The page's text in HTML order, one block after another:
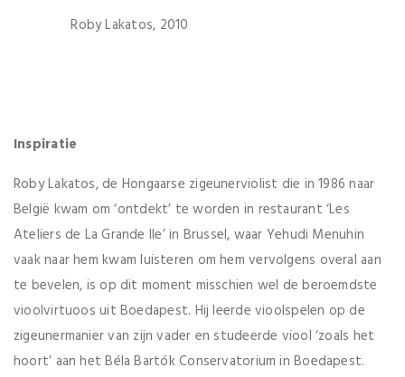
Roby Lakatos, 2010
Inspiratie
Roby Lakatos, de Hongaarse zigeunerviolist die in 1986 naar
België kwam om ‘ontdekt’ te worden in restaurant ‘Les
Ateliers de La Grande Ile’ in Brussel, waar Yehudi Menuhin
vaak naar hem kwam luisteren om hem vervolgens overal aan
te bevelen, is op dit moment misschien wel de beroemdste
vioolvirtuoos uit Boedapest. Hij leerde vioolspelen op de
zigeunermanier van zijn vader en studeerde viool ‘zoals het
hoort’ aan het Béla Bartók Conservatorium in Boedapest.